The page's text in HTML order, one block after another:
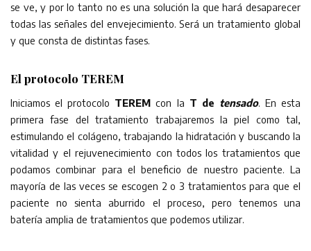
se ve, y por lo tanto no es una solución la que hará desaparecer
todas las señales del envejecimiento. Será un tratamiento global
y que consta de distintas fases.
El protocolo TEREM
Iniciamos el protocolo TEREMcon la T de tensado. En esta
primera fase del tratamiento trabajaremos la piel como tal,
estimulando el colágeno, trabajando la hidratación y buscando la
vitalidad y el rejuvenecimiento con todos los tratamientos que
podamos combinar para el beneficio de nuestro paciente. La
mayoría de las veces se escogen 2 o 3 tratamientos para que el
paciente no sienta aburrido el proceso, pero tenemos una
batería amplia de tratamientos que podemos utilizar.